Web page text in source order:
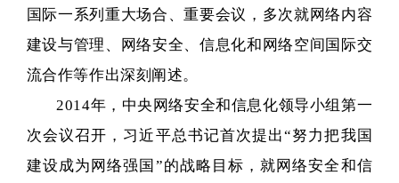
国际一系列重大场合、重要会议，多次就网络内容
建设与管理、网络安全、信息化和网络空间国际交
流合作等作出深刻阐述。
2014年，中央网络安全和信息化领导小组第一
次会议召开，习近平总书记首次提出“努力把我国
建设成为网络强国”的战略目标，就网络安全和信